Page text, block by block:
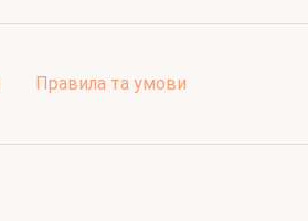
Правила та умови